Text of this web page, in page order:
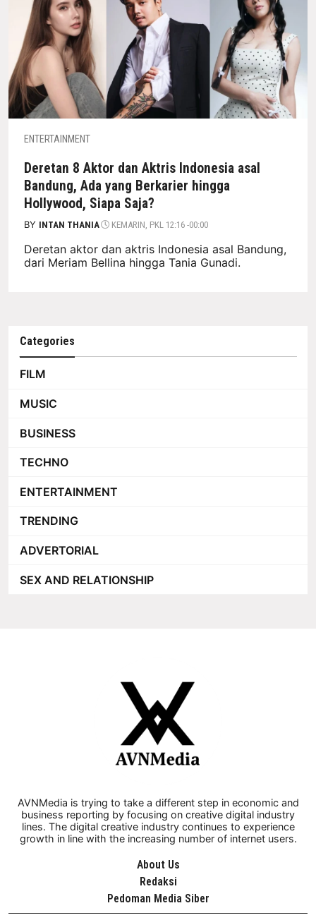
ENTERTAINMENT
Deretan 8 Aktor dan Aktris Indonesia asal
Bandung, Ada yang Berkarier hingga
Hollywood, Siapa Saja?
BY INTAN THANIA KEMARIN, PKL 12:16 -00:00
Deretan aktor dan aktris Indonesia asal Bandung,
dari Meriam Bellina hingga Tania Gunadi.
Categories
FILM
MUSIC
BUSINESS
TECHNO
ENTERTAINMENT
TRENDING
ADVERTORIAL
SEX AND RELATIONSHIP
AVNMedia is trying to take a different step in economic and
business reporting by focusing on creative digital industry
lines. The digital creative industry continues to experience
growth in line with the increasing number of internet users.
About Us
Redaksi
Pedoman Media Siber